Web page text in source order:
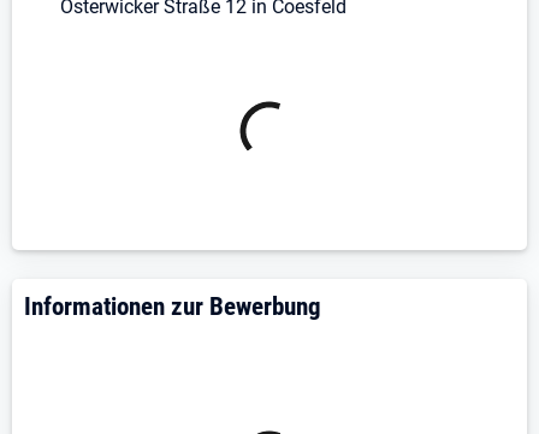
Eingruppierung in Anlage 33 S8b zuzüglich
Zulagen und Sonderzahlungen
Vergünstigungen jeglicher Art durch Corporate
Möglichkeit des JobRad-Leasings
Osterwicker Straße 12 in Coesfeld
Informationen zur Bewerbung